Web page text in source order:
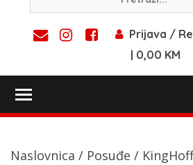
Prijava /
| 0,00 KM
Naslovnica / Posuđe /